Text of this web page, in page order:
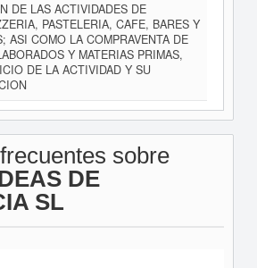
DE LAS ACTIVIDADES DE
PASTELERIA, CAFE, BARES Y
ASI COMO LA COMPRAVENTA DE
Y MATERIAS PRIMAS,
DE LA ACTIVIDAD Y SU
sobre
DE
SL